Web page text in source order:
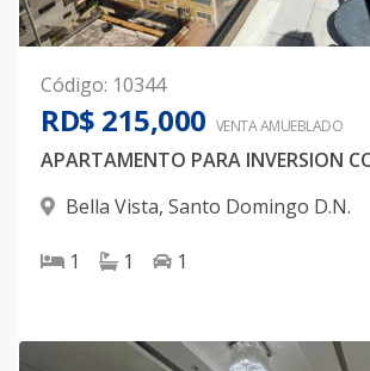
Código: 10344
RD$ 215,000 VENTA AMUEBLADO
Bella Vista, Santo Domingo D.N.
1 1 1